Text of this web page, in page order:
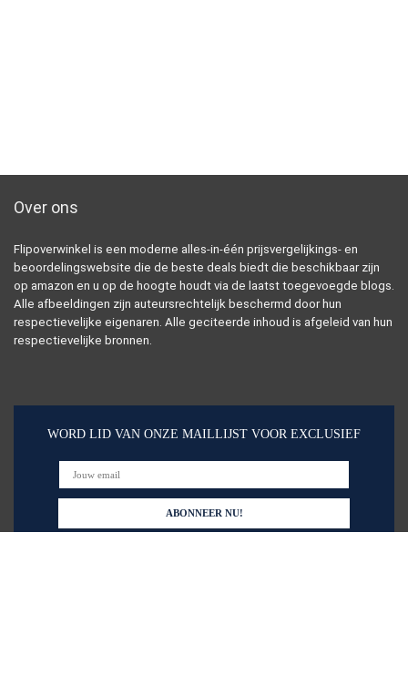
Over ons
Flipoverwinkel is een moderne alles-in-één prijsvergelijkings- en
beoordelingswebsite die de beste deals biedt die beschikbaar zijn
op amazon en u op de hoogte houdt via de laatst toegevoegde blogs.
Alle afbeeldingen zijn auteursrechtelijk beschermd door hun
respectievelijke eigenaren. Alle geciteerde inhoud is afgeleid van hun
respectievelijke bronnen.
WORD LID VAN ONZE MAILLIJST VOOR EXCLUSIEF